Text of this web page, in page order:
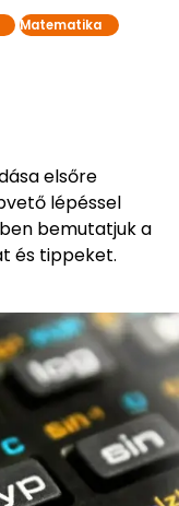
Matematika
elsőre
lépéssel
bemutatjuk a
és tippeket.